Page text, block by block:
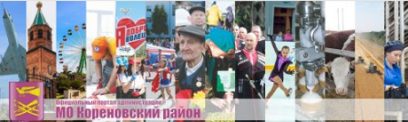
Перейти
к
содержимому